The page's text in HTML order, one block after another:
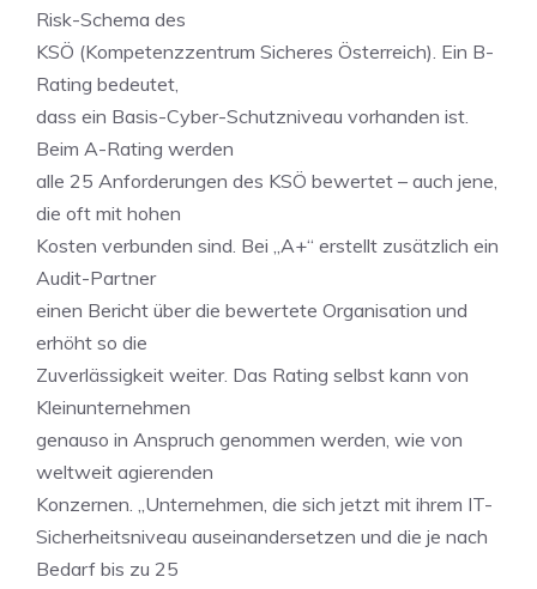
Risk-Schema des
KSÖ (Kompetenzzentrum Sicheres Österreich). Ein B-
Rating bedeutet,
dass ein Basis-Cyber-Schutzniveau vorhanden ist.
Beim A-Rating werden
alle 25 Anforderungen des KSÖ bewertet – auch jene,
die oft mit hohen
Kosten verbunden sind. Bei „A+“ erstellt zusätzlich ein
Audit-Partner
einen Bericht über die bewertete Organisation und
erhöht so die
Zuverlässigkeit weiter. Das Rating selbst kann von
Kleinunternehmen
genauso in Anspruch genommen werden, wie von
weltweit agierenden
Konzernen. „Unternehmen, die sich jetzt mit ihrem IT-
Sicherheitsniveau auseinandersetzen und die je nach
Bedarf bis zu 25